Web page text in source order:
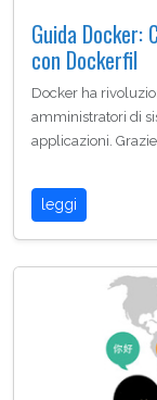
Guida
con Dockerfil
Docker ha
amministratori di
applicazioni. Grazie
leggi